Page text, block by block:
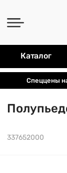
Каталог
Спеццены
337652000